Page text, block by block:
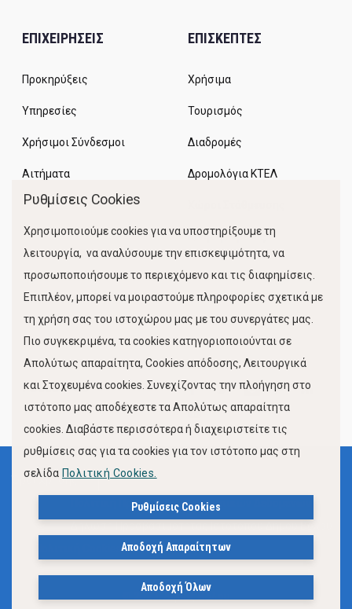
ΕΠΙΧΕΙΡΗΣΕΙΣ
Προκηρύξεις
Υπηρεσίες
Χρήσιμοι Σύνδεσμοι
Αιτήματα
ΕΠΙΣΚΕΠΤΕΣ
Χρήσιμα
Τουρισμός
Διαδρομές
Δρομολόγια ΚΤΕΛ
Κίνηση Λιμένος
FOLLOW US
© 2023, Δήμος Βόλου
Όροι Χρήσης
Πολιτική Προστασίας Προσωπικών Δεδομένων
Πολιτική Cookies
Ρυθμίσεις Cookies
Χρησιμοποιούμε cookies για να υποστηρίξουμε τη
λειτουργία, να αναλύσουμε την επισκεψιμότητα, να
προσωποποιήσουμε το περιεχόμενο και τις διαφημίσεις.
Επιπλέον, μπορεί να μοιραστούμε πληροφορίες σχετικά με
τη χρήση σας του ιστοχώρου μας με του συνεργάτες μας.
Πιο συγκεκριμένα, τα cookies κατηγοριοποιούνται σε
Απολύτως απαραίτητα, Cookies απόδοσης, Λειτουργικά
και Στοχευμένα cookies. Συνεχίζοντας την πλοήγηση στο
ιστότοπο μας αποδέχεστε τα Απολύτως απαραίτητα
cookies. Διαβάστε περισσότερα ή διαχειριστείτε τις
ρυθμίσεις σας για τα cookies για τον ιστότοπο μας στη
σελίδα Πολιτική Cookies.
Ρυθμίσεις Cookies
Αποδοχή Απαραίτητων
Αποδοχή Όλων